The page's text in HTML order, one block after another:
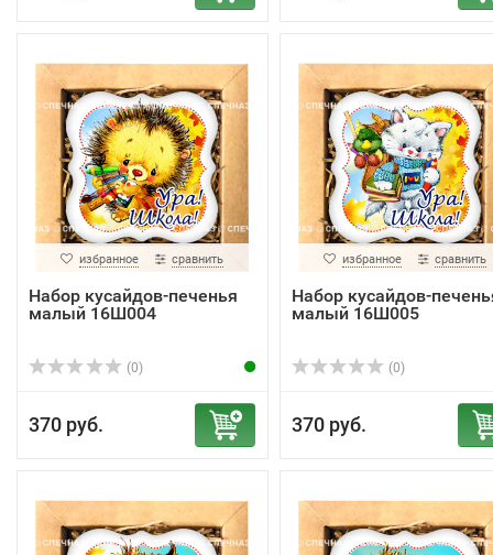
избранное сравнить
Набор кусайдов-печенья
малый 16Ш004
(0)
370 руб.
избранное сравнить
Набор кусайдов-
малый 16Ш005
(0)
370 руб.